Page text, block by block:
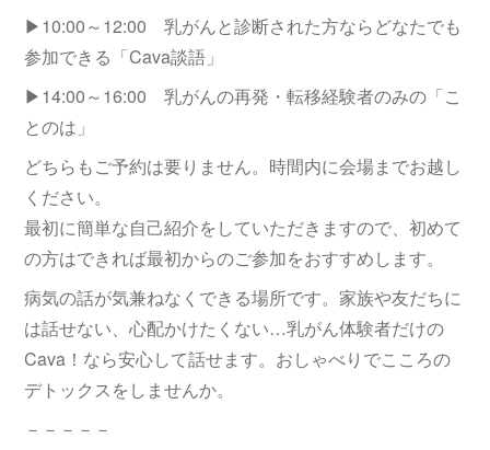
▶10:00～12:00 乳がんと診断された方ならどなたでも
参加できる「Cava談語」
▶14:00～16:00 乳がんの再発・転移経験者のみの「こ
とのは」
どちらもご予約は要りません。時間内に会場までお越し
ください。
最初に簡単な自己紹介をしていただきますので、初めて
の方はできれば最初からのご参加をおすすめします。
病気の話が気兼ねなくできる場所です。家族や友だちに
は話せない、心配かけたくない…乳がん体験者だけの
Cava！なら安心して話せます。おしゃべりでこころの
デトックスをしませんか。
－－－－－